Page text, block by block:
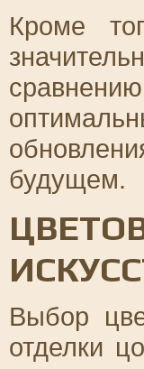
Кроме
будущем.
Выбор
отделки